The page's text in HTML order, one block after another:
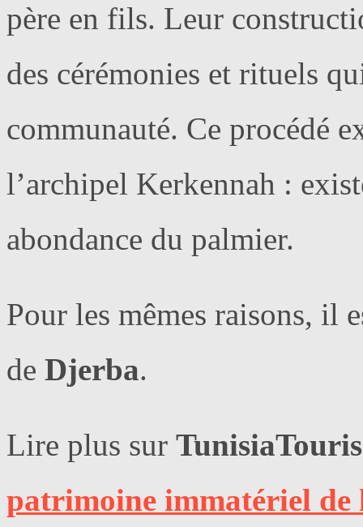
père en fils. Leur
des cérémonies et rituels
communauté. Ce procédé
l’archipel Kerkennah :
abondance du palmier.
Pour les mêmes raisons, il
de Djerba.
Lire plus sur
patrimoine immatériel de